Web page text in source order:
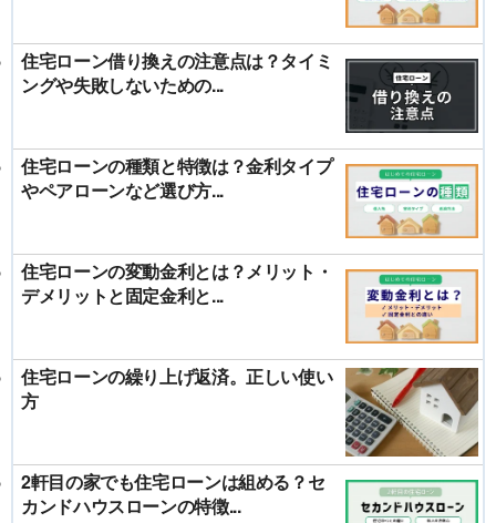
住宅ローン借り換えの注意点は？タイミ
ングや失敗しないための...
住宅ローンの種類と特徴は？金利タイプ
やペアローンなど選び方...
住宅ローンの変動金利とは？メリット・
デメリットと固定金利と...
住宅ローンの繰り上げ返済。正しい使い
方
2軒目の家でも住宅ローンは組める？セ
カンドハウスローンの特徴...